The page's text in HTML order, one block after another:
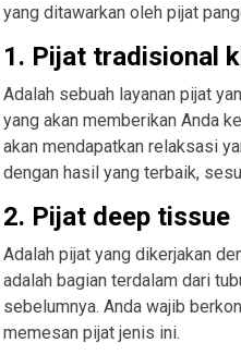
yang ditawarkan oleh pijat
1. Pijat tradisional
Adalah sebuah layanan pijat
yang akan memberikan Anda
akan mendapatkan relaksasi
dengan hasil yang terbaik,
2. Pijat deep tissue
Adalah pijat yang dikerjakan
adalah bagian terdalam dari
sebelumnya. Anda wajib
memesan pijat jenis ini.